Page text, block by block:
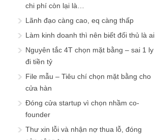
chi phí còn lại là…
Lãnh đạo càng cao, eq càng thấp
Làm kinh doanh thì nên biết đối thủ là ai
Nguyên tắc 4T chọn mặt bằng – sai 1 ly
đi tiền tỷ
File mẫu – Tiêu chí chọn mặt bằng cho
cửa hàn
Đóng cửa startup vì chọn nhầm co-
founder
Thư xin lỗi và nhận nợ thua lỗ, đóng